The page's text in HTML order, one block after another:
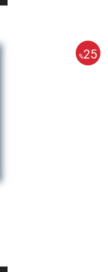
%25